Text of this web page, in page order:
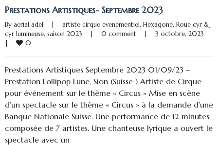
Prestations Artistiques- Septembre 2023
By aerial adel artiste cirque evenementiel, Hexagone, Roue cyr &
cyr lumineuse, saison 2023 0 comment
0
Prestations Artistiques Septembre 2023 01/09/23 –
Prestation Lollipop Lune, Sion (Suisse ) Artiste de Cirque
pour événement sur le thème « Circus » Mise en scène
d’un spectacle sur le thème « Circus » à la demande d’une
Banque Nationale Suisse. Une performance de 12 minutes
composée de 7 artistes. Une chanteuse lyrique a ouvert le
spectacle avec un